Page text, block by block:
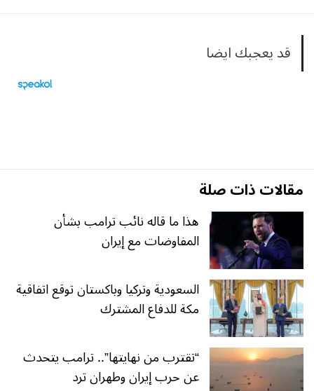
قد يعجبك ايضا
مقالات ذات صلة
هذا ما قاله نائب ترامب بشأن
المفاوضات مع إيران
السعودية وتركيا وباكستان توقع اتفاقية
مكة للدفاع المشترك
“تقترب من نهايتها”.. ترامب يتحدث
عن حرب إيران وطهران ترد